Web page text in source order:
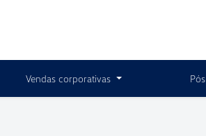
Vendas corporativas